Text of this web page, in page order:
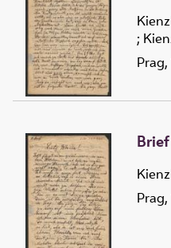
;
Prag,
Prag,